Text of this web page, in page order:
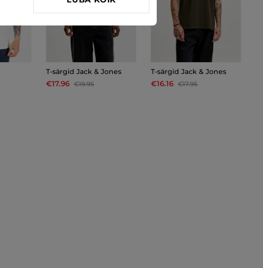
T-särgid Jack & Jones
€17.96 €19.95
T-särgid Jack & Jones
€16.16 €17.95